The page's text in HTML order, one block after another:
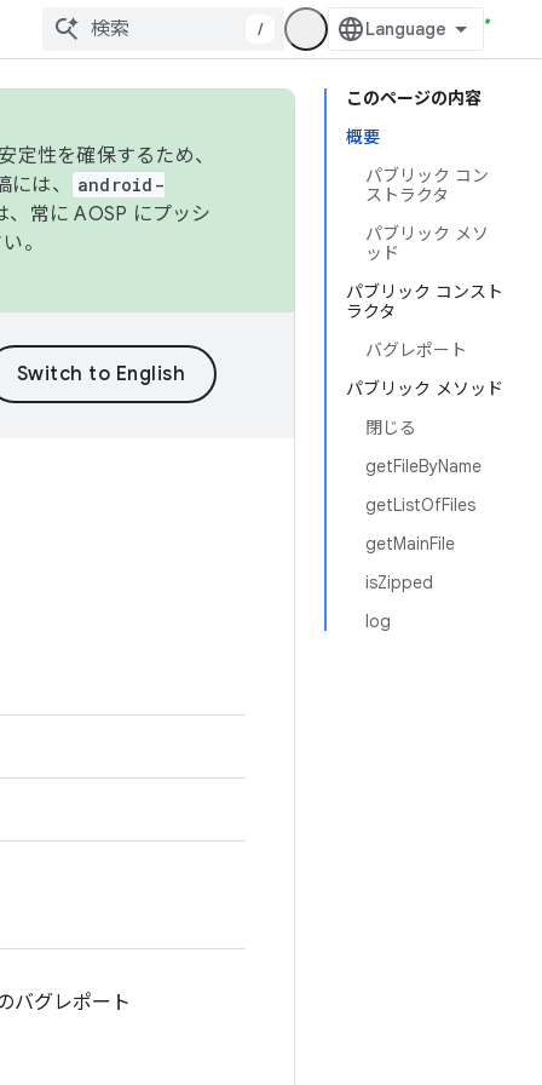
/
このページの内容
概要
パブリック コン
ストラクタ
パブリック メソ
ッド
パブリック コンスト
ラクタ
バグレポート
パブリック メソッド
閉じる
getFileByName
getListOfFiles
getMainFile
isZipped
log
性を確保するため、
は、
android-
常に AOSP にプッシ
。
バグレポート